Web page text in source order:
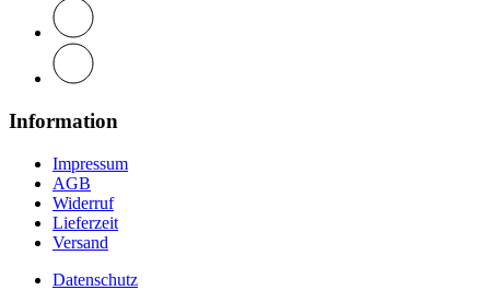
Information
Impressum
AGB
Widerruf
Lieferzeit
Versand
Datenschutz